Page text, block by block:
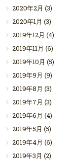
2020年2月 (3)
2020年1月 (3)
2019年12月 (4)
2019年11月 (6)
2019年10月 (5)
2019年9月 (9)
2019年8月 (3)
2019年7月 (3)
2019年6月 (4)
2019年5月 (5)
2019年4月 (6)
2019年3月 (2)